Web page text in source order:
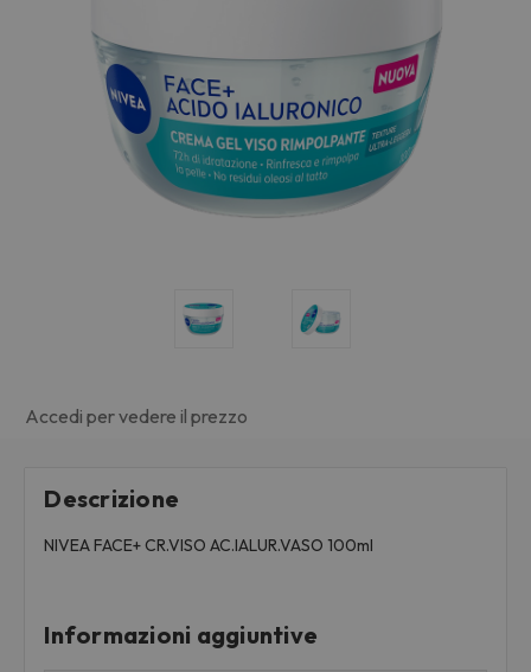
Accedi per vedere il prezzo
Descrizione
NIVEA FACE+ CR.VISO AC.IALUR.VASO 100ml
Informazioni aggiuntive